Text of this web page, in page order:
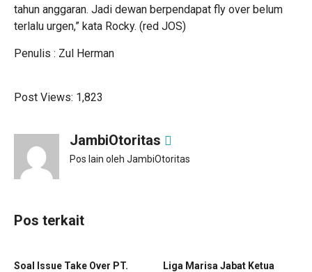
tahun anggaran. Jadi dewan berpendapat fly over belum
terlalu urgen,” kata Rocky. (red JOS)
Penulis : Zul Herman
Post Views: 1,823
JambiOtoritas
Pos lain oleh JambiOtoritas
Pos terkait
Soal Issue Take Over PT.
Liga Marisa Jabat Ketua